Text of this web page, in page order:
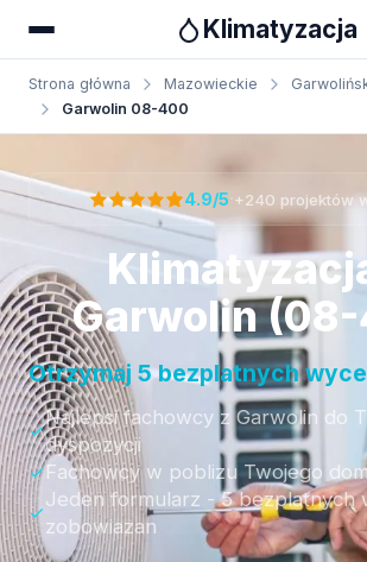
Klimatyzacja
Strona główna Mazowieckie
Garwolin 08-400
Otrzymaj bezpłatną wycenę
4.9/5 +240 projektów
Garwolin
Otrzymaj 5 bezplatnych
Najlepsi fachowcy z Garwolin do
dyspozycji
Fachowcy w poblizu Twojego
Jeden formularz - 5 bezplatnych
zobowiazan